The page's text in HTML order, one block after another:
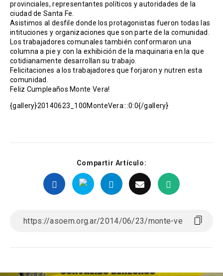
provinciales, representantes políticos y autoridades de la
ciudad de Santa Fe.
Asistimos al desfile donde los protagonistas fueron todas las
intituciones y organizaciones que son parte de la comunidad.
Los trabajadores comunales también conformaron una
columna a pie y con la exhibición de la maquinaria en la que
cotidianamente desarrollan su trabajo.
Felicitaciones a los trabajadores que forjaron y nutren esta
comunidad.
Feliz Cumpleaños Monte Vera!
{gallery}20140623_100MonteVera:::0:0{/gallery}
Compartir Artículo: